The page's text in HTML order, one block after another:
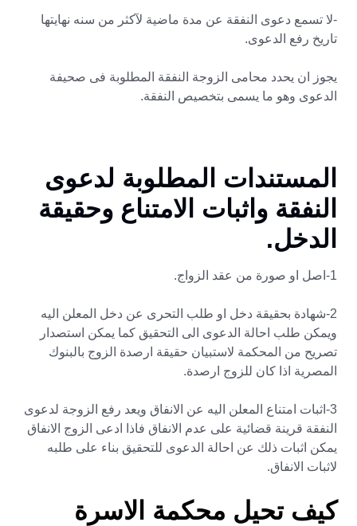
-لا تسمع دعوى النفقة عن مدة ماضية لآكثر من سنه نهايتها
تاريخ رفع الدعوى.
يجوز ان يحدد محامى الزوجة النفقة المطلوبة فى صحيفة
الدعوى وهو ما يسمى بتخصيص النفقة.
المستندات المطلوبة لدعوى
النفقة واثبات الامتناع وحقيقة
الدخل.
1-اصل او صورة من عقد الزواج.
2-شهادة بحقيقة دخل او طلب التحرى عن دخل المعلن اليه
ويمكن طلب احالة الدعوى الى التحقيق كما يمكن استصدار
تصريح من المحكمة لاستبيان حقيقة ارصدة الزوج بالبنوك
المصرية اذا كان للزوج ارصدة.
3-اثبات امتناع المعلن اليه عن الانفاق ويعد رفع الزوجة لدعوى
النفقة قرينة قضائية على عدم الانفاق فاذا ادعى الزوج الانفاق
يمكن اثبات ذلك عن احالة الدعوى للتحقيق بناء على طلبه
لاثبات الانفاق.
كيف تحيل محكمة الاسرة